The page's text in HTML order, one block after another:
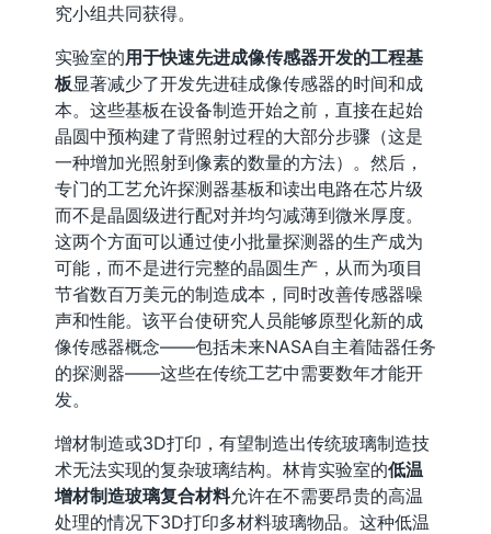
究小组共同获得。
实验室的用于快速先进成像传感器开发的工程基
板显著减少了开发先进硅成像传感器的时间和成
本。这些基板在设备制造开始之前，直接在起始
晶圆中预构建了背照射过程的大部分步骤（这是
一种增加光照射到像素的数量的方法）。然后，
专门的工艺允许探测器基板和读出电路在芯片级
而不是晶圆级进行配对并均匀减薄到微米厚度。
这两个方面可以通过使小批量探测器的生产成为
可能，而不是进行完整的晶圆生产，从而为项目
节省数百万美元的制造成本，同时改善传感器噪
声和性能。该平台使研究人员能够原型化新的成
像传感器概念——包括未来NASA自主着陆器任务
的探测器——这些在传统工艺中需要数年才能开
发。
增材制造或3D打印，有望制造出传统玻璃制造技
术无法实现的复杂玻璃结构。林肯实验室的低温
增材制造玻璃复合材料允许在不需要昂贵的高温
处理的情况下3D打印多材料玻璃物品。这种低温